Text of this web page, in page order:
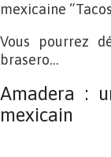
mexicaine
Vous pourrez
brasero…
Amadera :
mexicain